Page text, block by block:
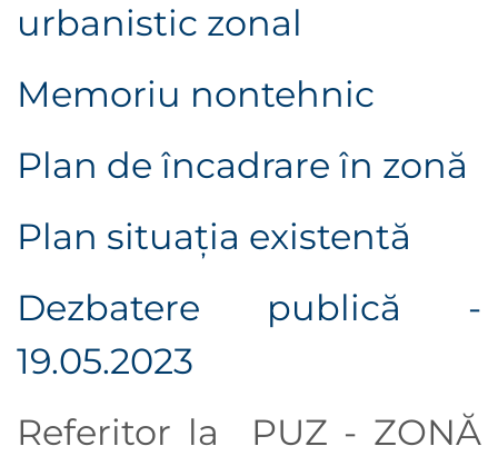
urbanistic zonal
Memoriu nontehnic
Plan de încadrare în zonă
Plan situaţia existentă
Dezbatere publică -
19.05.2023
Referitor la PUZ - ZONĂ